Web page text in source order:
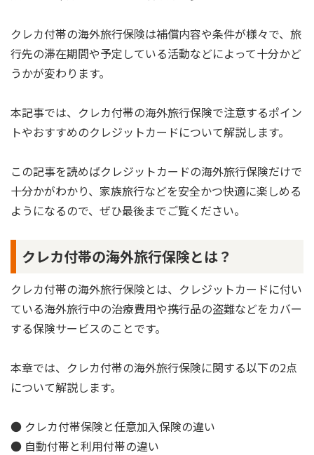
クレカ付帯の海外旅行保険は補償内容や条件が様々で、旅
行先の滞在期間や予定している活動などによって十分かど
うかが変わります。
本記事では、クレカ付帯の海外旅行保険で注意するポイン
トやおすすめのクレジットカードについて解説します。
この記事を読めばクレジットカードの海外旅行保険だけで
十分かがわかり、家族旅行などを安全かつ快適に楽しめる
ようになるので、ぜひ最後までご覧ください。
クレカ付帯の海外旅行保険とは？
クレカ付帯の海外旅行保険とは、クレジットカードに付い
ている海外旅行中の治療費用や携行品の盗難などをカバー
する保険サービスのことです。
本章では、クレカ付帯の海外旅行保険に関する以下の2点
について解説します。
● クレカ付帯保険と任意加入保険の違い
● 自動付帯と利用付帯の違い